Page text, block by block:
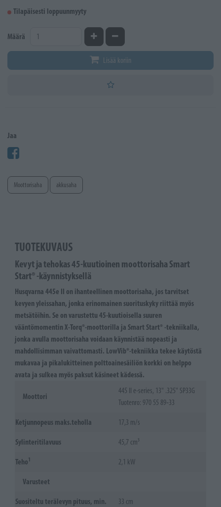
Tilapäisesti loppuunmyyty
Määrä Kasvata määrääVähennä määrää
Lisää koriin
Jaa
Moottorisaha akkusaha
TUOTEKUVAUS
Kevyt ja tehokas 45-kuutioinen moottorisaha Smart
Start® -käynnistyksellä
Husqvarna 445e II on ihanteellinen moottorisaha, jos tarvitset
kevyen yleissahan, jonka erinomainen suorituskyky riittää myös
metsätöihin. Se on varustettu 45-kuutioisella suuren
vääntömomentin X-Torq®-moottorilla ja Smart Start® -tekniikalla,
jonka avulla moottorisaha voidaan käynnistää nopeasti ja
mahdollisimman vaivattomasti. LowVib®-tekniikka tekee käytöstä
mukavaa ja pikalukitteinen polttoainesäiliön korkki on helppo
avata ja sulkea myös paksut käsineet kädessä.
Moottori
445 II e-series, 13" .325" SP33G
Tuotenro: 970 55 89‑33
Ketjunnopeus maks.teholla 17,3 m/s
Sylinteritilavuus 45,7 cm³
Teho1 2,1 kW
Varusteet
Suositeltu terälevyn pituus, min. 33 cm